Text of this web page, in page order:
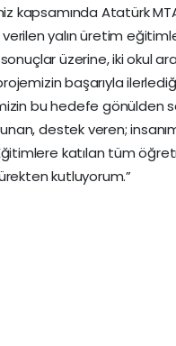
kapsamında Atatürk
yalın üretim
üzerine, iki okul
başarıyla
bu hedefe gönülden
destek veren;
katılan tüm
kutluyorum.”